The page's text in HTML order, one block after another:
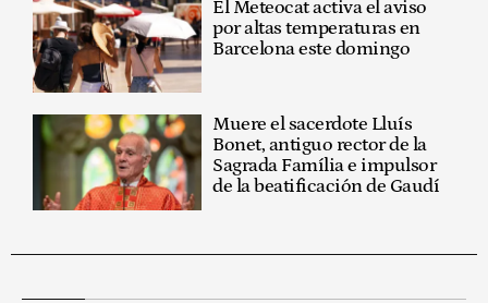
El Meteocat activa el aviso
por altas temperaturas en
Barcelona este domingo
Muere el sacerdote Lluís
Bonet, antiguo rector de la
Sagrada Família e impulsor
de la beatificación de Gaudí